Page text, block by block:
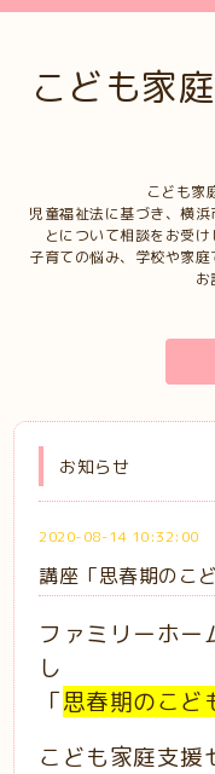
こども家
こども家
児童福祉法に基づき、横
とについて相談をお受
子育ての悩み、学校や家
お
お知らせ
2020-08-14 10:32:00
講座「思春期のこ
ファミリーホー
し
「思春期のこど
こども家庭支援